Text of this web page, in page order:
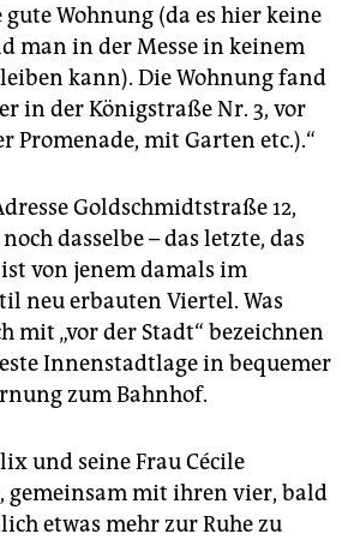
gute Wohnung (da es hier keine
man in der Messe in keinem
kann). Die Wohnung fand
in der Königstraße Nr. 3, vor
Promenade, mit Garten etc.).“
Goldschmidtstraße 12,
dasselbe – das letzte, das
von jenem damals im
neu erbauten Viertel. Was
mit „vor der Stadt“ bezeichnen
Innenstadtlage in bequemer
zum Bahnhof.
und seine Frau Cécile
gemeinsam mit ihren vier, bald
etwas mehr zur Ruhe zu